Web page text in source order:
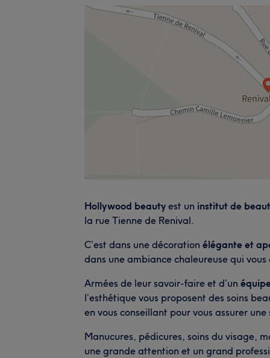
Hollywood beauty est un institut de
la rue Tienne de Renival.
C’est dans une décoration élégante et
dans une ambiance chaleureuse qui
Armées de leur savoir-faire et d’un
l’esthétique vous proposent des soins
en vous conseillant pour vous assurer
Manucures, pédicures, soins du visage,
une grande attention et un grand